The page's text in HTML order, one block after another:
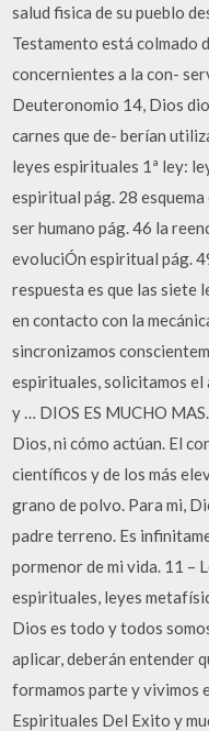
salud fisica de su pueblo
Testamento está colmado
concernientes a la con-
Deuteronomio 14, Dios
carnes que de- berían
leyes espirituales 1ª ley:
espiritual pág. 28
ser humano pág. 46 la
evoluciÓn espiritual pág.
respuesta es que las siete
en contacto con la
sincronizamos
espirituales, solicitamos
y … DIOS ES MUCHO
Dios, ni cómo actúan. El
científicos y de los más
grano de polvo. Para mi,
padre terreno. Es
pormenor de mi vida. 11 –
espirituales, leyes
Dios es todo y todos
aplicar, deberán entender
formamos parte y vivimos
Espirituales Del Exito y